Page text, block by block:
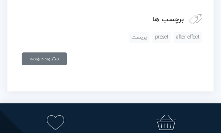
برچسب ها
after effect
preset پریست
مشاهده همه